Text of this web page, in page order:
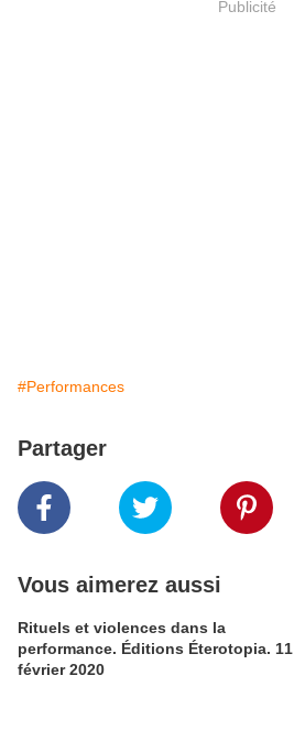
Publicité
#Performances
Partager
Vous aimerez aussi
Rituels et violences dans la
performance. Éditions Éterotopia. 11
février 2020